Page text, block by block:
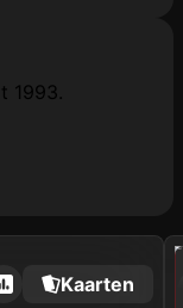
1993.
Kaarten
2021